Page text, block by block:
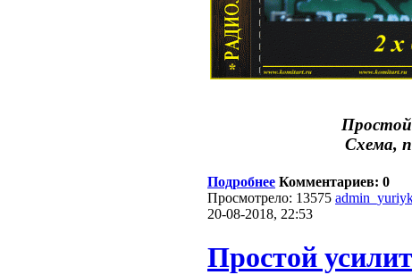
Простой
Схема,
Подробнее Комментариев: 0
Просмотрело: 13575
20-08-2018, 22:53
Простой